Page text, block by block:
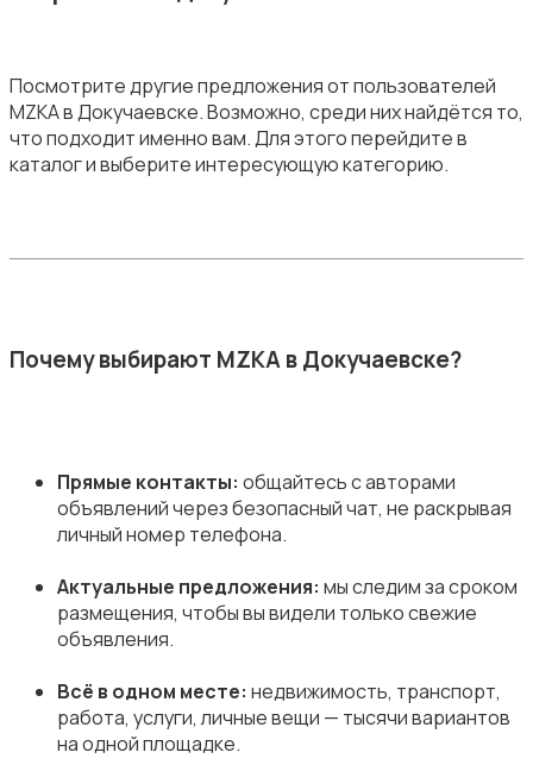
Посмотрите другие предложения от пользователей
MZKA в Докучаевске. Возможно, среди них найдётся то,
что подходит именно вам. Для этого перейдите в
каталог и выберите интересующую категорию.
Почему выбирают MZKA в Докучаевске?
Прямые контакты: общайтесь с авторами
объявлений через безопасный чат, не раскрывая
личный номер телефона.
Актуальные предложения: мы следим за сроком
размещения, чтобы вы видели только свежие
объявления.
Всё в одном месте: недвижимость, транспорт,
работа, услуги, личные вещи — тысячи вариантов
на одной площадке.